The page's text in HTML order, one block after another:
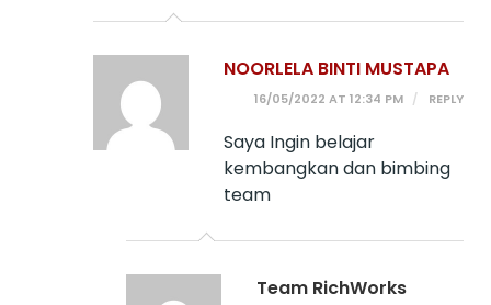
NOORLELA BINTI MUSTAPA
16/05/2022 AT 12:34 PM REPLY
Saya Ingin belajar
kembangkan dan bimbing
team
Team RichWorks